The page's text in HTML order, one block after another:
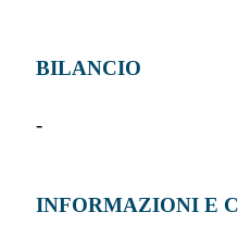
BILANCIO
-
INFORMAZIONI E